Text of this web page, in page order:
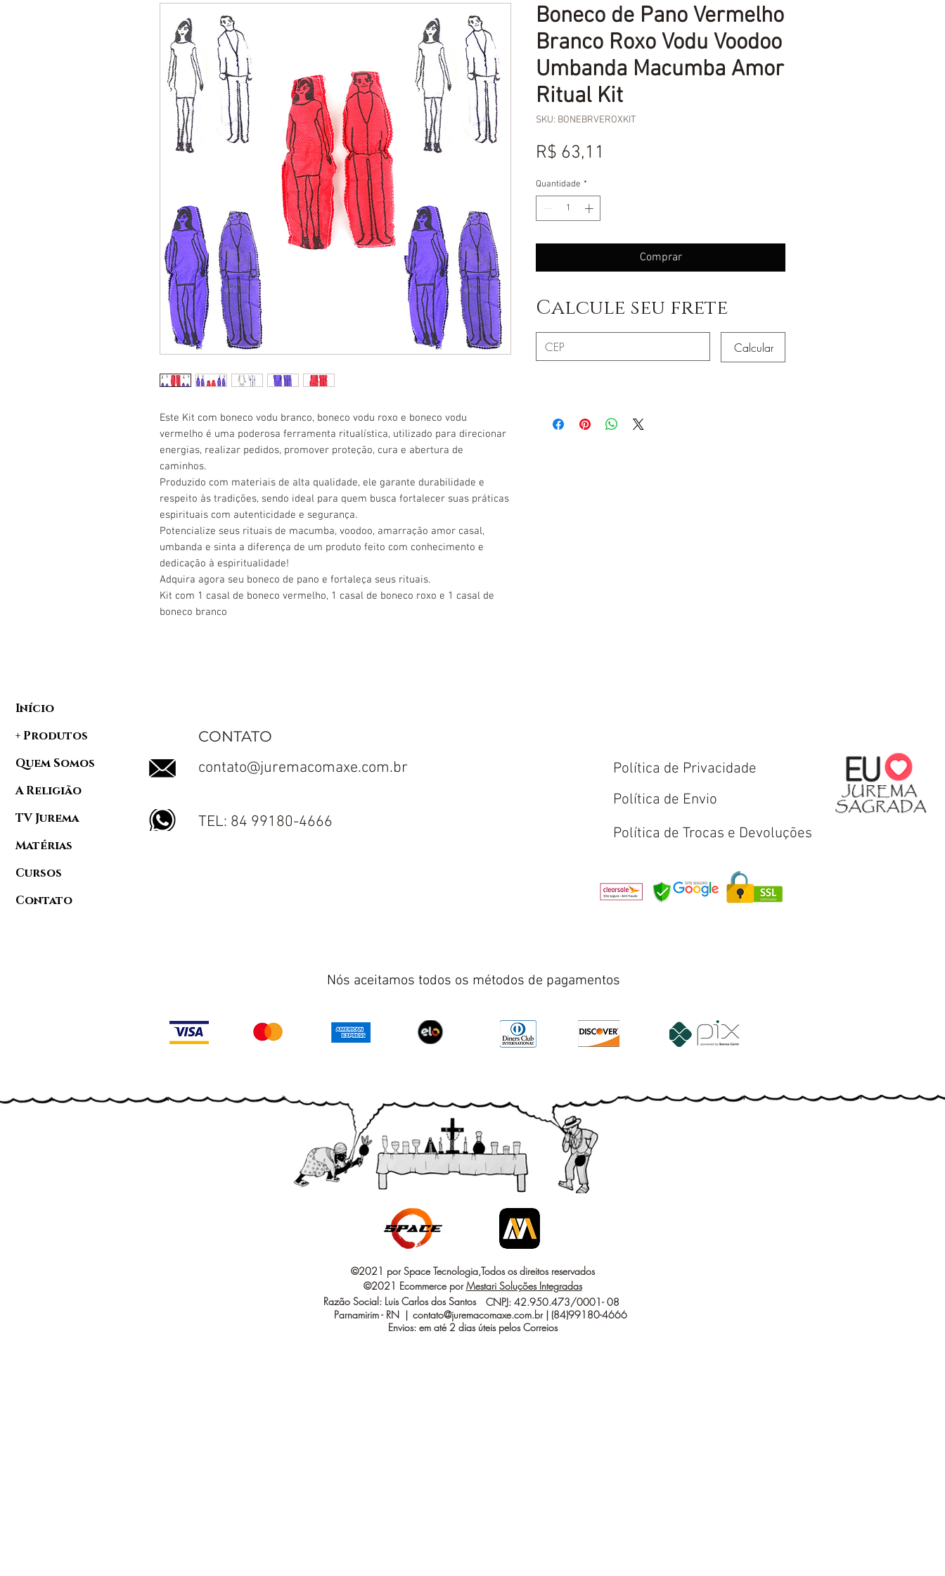
Este Kit com boneco vodu branco, boneco vodu roxo e boneco vodu
vermelho é uma poderosa ferramenta ritualística, utilizado para direcionar
energias, realizar pedidos, promover proteção, cura e abertura de
caminhos.
Produzido com materiais de alta qualidade, ele garante durabilidade e
respeito às tradições, sendo ideal para quem busca fortalecer suas práticas
espirituais com autenticidade e segurança.
Potencialize seus rituais de macumba, voodoo, amarração amor casal,
umbanda e sinta a diferença de um produto feito com conhecimento e
dedicação à espiritualidade!
Adquira agora seu boneco de pano e fortaleça seus rituais.
Kit com 1 casal de boneco vermelho, 1 casal de boneco roxo e 1 casal de
boneco branco
Boneco de Pano Vermelho
Branco Roxo Vodu Voodoo
Umbanda Macumba Amor
Ritual Kit
SKU: BONEBRVEROXKIT
R$ 63,11
Quantidade *
Comprar
Calcule seu frete
Calcular
Início
+ Produtos
Quem Somos
A Religião
TV Jurema
Matérias
Cursos
Contato
CONTATO
contato@juremacomaxe.com.br
TEL: 84 99180-4666
Política de Privacidade
Política de Envio
Política de Trocas e Devoluções
Nós aceitamos todos os métodos de pagamentos
©2021 por Space Tecnologia,Todos os direitos reservados
©2021 Ecommerce porMestari Soluções Integradas
Razão Social: Luis Carlos dos Santos
Parnamirim - RN |
Envios: em até 2 dias úteis pelos Correios
CNPJ: 42.950.473/0001- 08
contato@juremacomaxe.com.br| (84)99180-4666